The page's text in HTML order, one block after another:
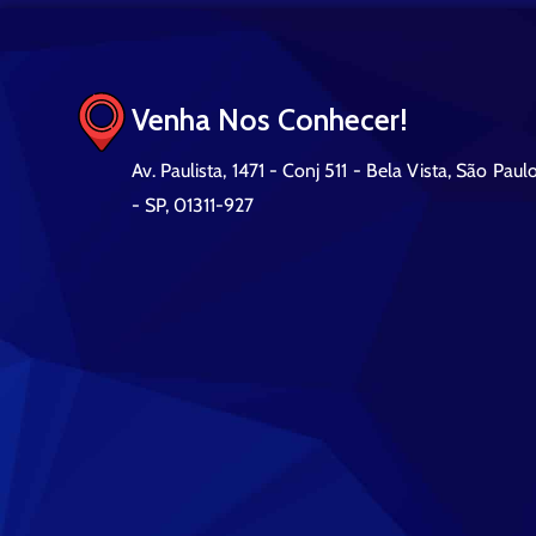
Venha Nos Conhecer!
Av. Paulista, 1471 - Conj 511 - Bela Vista, São
- SP, 01311-927